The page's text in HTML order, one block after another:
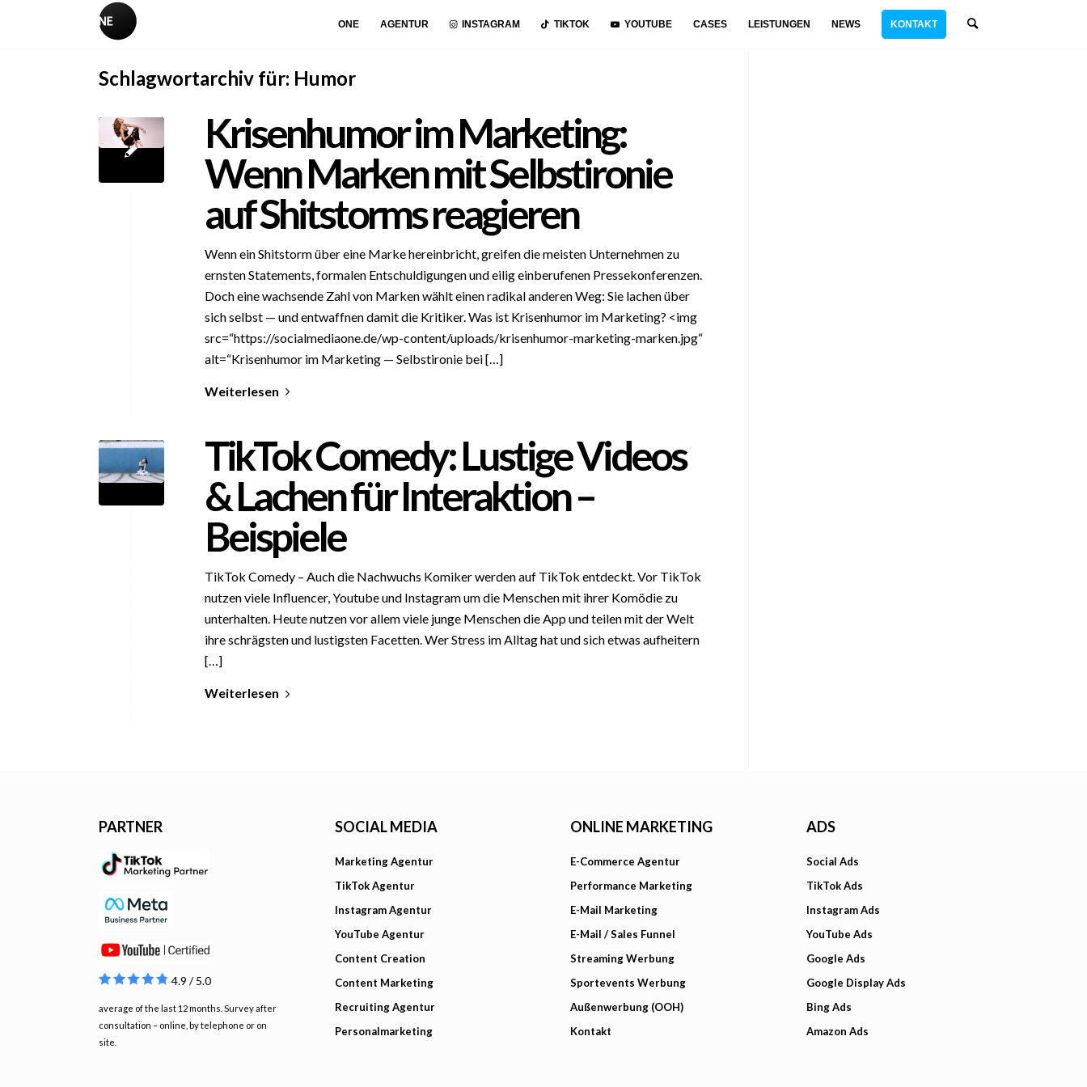
ONE AGENTUR INSTAGRAM TIKTOK YOUTUBE CASES LEISTUNGEN NEWS KONTAKT
Schlagwortarchiv für: Humor
Krisenhumor im Marketing:
Wenn Marken mit Selbstironie
auf Shitstorms reagieren
Wenn ein Shitstorm über eine Marke hereinbricht, greifen die meisten Unternehmen zu
ernsten Statements, formalen Entschuldigungen und eilig einberufenen Pressekonferenzen.
Doch eine wachsende Zahl von Marken wählt einen radikal anderen Weg: Sie lachen über
sich selbst — und entwaffnen damit die Kritiker. Was ist Krisenhumor im Marketing? <img
src=“https://socialmediaone.de/wp-content/uploads/krisenhumor-marketing-marken.jpg“
alt=“Krisenhumor im Marketing — Selbstironie bei […]
Weiterlesen
TikTok Comedy: Lustige Videos
& Lachen für Interaktion –
Beispiele
TikTok Comedy – Auch die Nachwuchs Komiker werden auf TikTok entdeckt. Vor TikTok
nutzen viele Influencer, Youtube und Instagram um die Menschen mit ihrer Komödie zu
unterhalten. Heute nutzen vor allem viele junge Menschen die App und teilen mit der Welt
ihre schrägsten und lustigsten Facetten. Wer Stress im Alltag hat und sich etwas aufheitern
[…]
Weiterlesen
PARTNER
4.9 / 5.0
average of the last 12 months. Survey after
consultation – online, by telephone or on
site.
SOCIAL MEDIA
Marketing Agentur
TikTok Agentur
Instagram Agentur
YouTube Agentur
Content Creation
Content Marketing
Recruiting Agentur
Personalmarketing
ONLINE MARKETING
E-Commerce Agentur
Performance Marketing
E-Mail Marketing
E-Mail / Sales Funnel
Streaming Werbung
Sportevents Werbung
Außenwerbung (OOH)
Kontakt
ADS
Social Ads
TikTok Ads
Instagram Ads
YouTube Ads
Google Ads
Google Display Ads
Bing Ads
Amazon Ads